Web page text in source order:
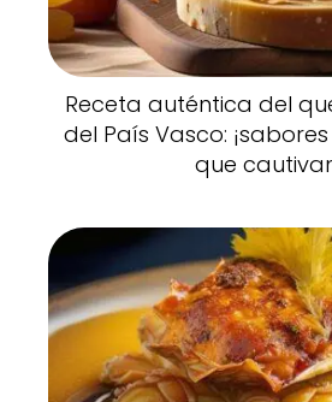
Receta auténtica del
del País Vasco:
que